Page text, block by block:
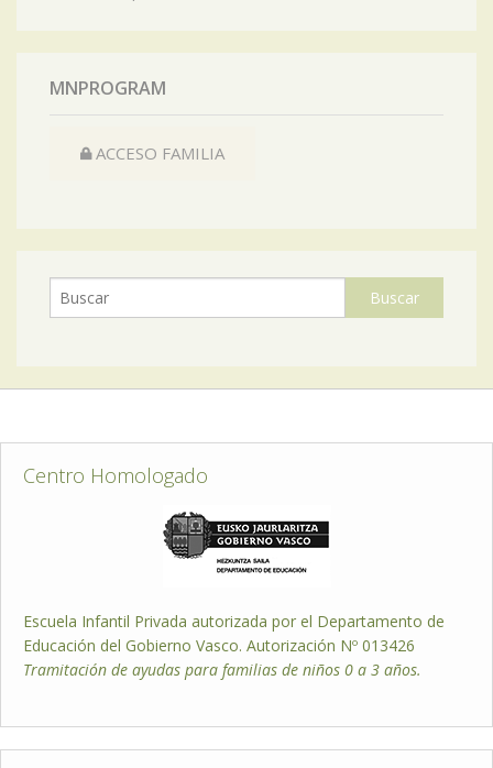
MNPROGRAM
ACCESO FAMILIA
Centro Homologado
Escuela Infantil Privada autorizada por el Departamento de
Educación del Gobierno Vasco. Autorización Nº 013426
Tramitación de ayudas para familias de niños 0 a 3 años.